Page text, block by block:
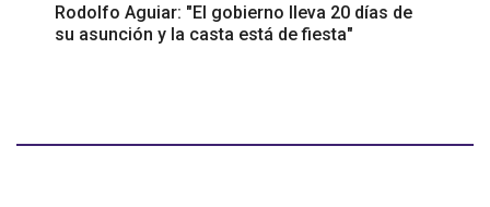
Rodolfo Aguiar: "El gobierno lleva 20 días de
su asunción y la casta está de fiesta"